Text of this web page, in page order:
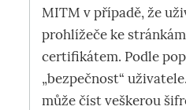
MITM v případě, že
prohlížeče ke
certifikátem. Podle
„bezpečnost“
může číst veškerou